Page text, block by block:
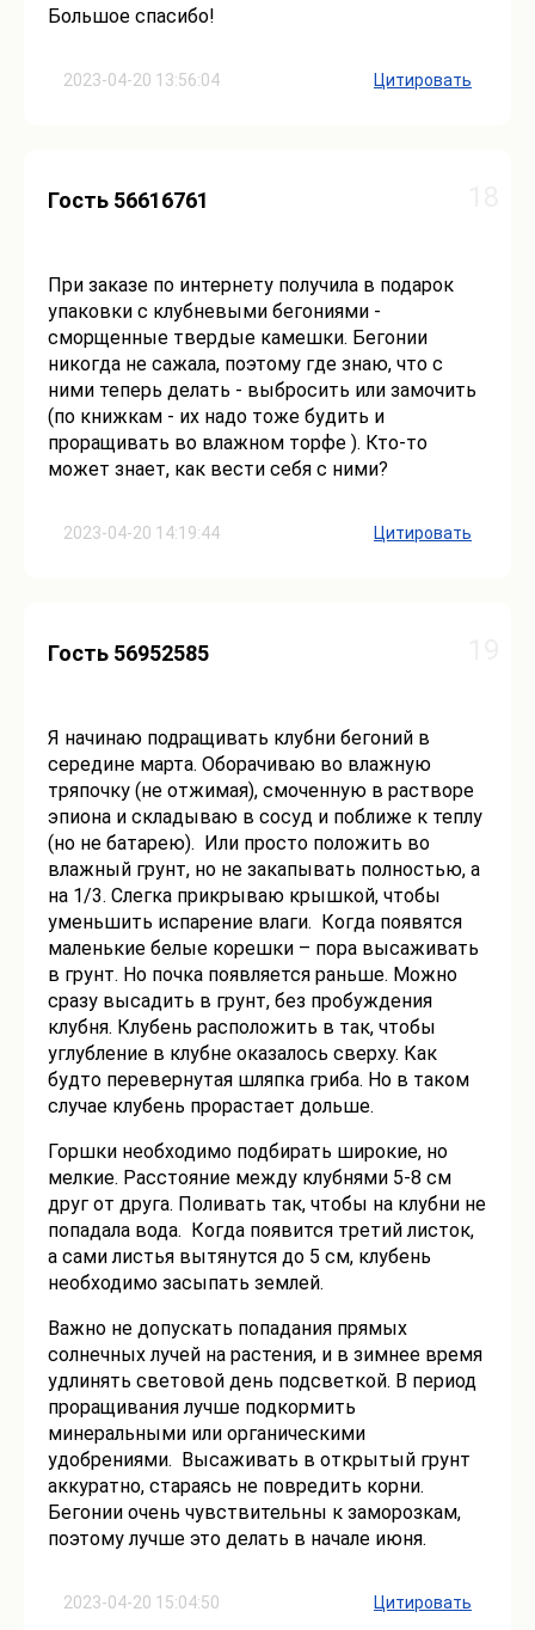
2023-04-20 13:56:04
Большое спасибо!
Цитировать
2023-04-20 14:19:44
Гость 56616761
При заказе по интернету получила в подарок
упаковки с клубневыми бегониями -
сморщенные твердые камешки. Бегонии
никогда не сажала, поэтому где знаю, что с
ними теперь делать - выбросить или замочить
(по книжкам - их надо тоже будить и
проращивать во влажном торфе ). Кто-то
может знает, как вести себя с ними?
Цитировать
2023-04-20 15:04:50
Гость 56952585
Я начинаю подращивать клубни бегоний в
середине марта. Оборачиваю во влажную
тряпочку (не отжимая), смоченную в растворе
эпиона и складываю в сосуд и поближе к теплу
(но не батарею). Или просто положить во
влажный грунт, но не закапывать полностью, а
на 1/3. Слегка прикрываю крышкой, чтобы
уменьшить испарение влаги. Когда появятся
маленькие белые корешки – пора высаживать
в грунт. Но почка появляется раньше. Можно
сразу высадить в грунт, без пробуждения
клубня. Клубень расположить в так, чтобы
углубление в клубне оказалось сверху. Как
будто перевернутая шляпка гриба. Но в таком
случае клубень прорастает дольше.
Горшки необходимо подбирать широкие, но
мелкие. Расстояние между клубнями 5-8 см
друг от друга. Поливать так, чтобы на клубни не
попадала вода. Когда появится третий листок,
а сами листья вытянутся до 5 см, клубень
необходимо засыпать землей.
Важно не допускать попадания прямых
солнечных лучей на растения, и в зимнее время
удлинять световой день подсветкой. В период
проращивания лучше подкормить
минеральными или органическими
удобрениями. Высаживать в открытый грунт
аккуратно, стараясь не повредить корни.
Бегонии очень чувствительны к заморозкам,
поэтому лучше это делать в начале июня.
Цитировать